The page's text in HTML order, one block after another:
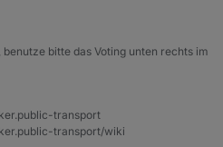
bitte das Voting unten rechts im
transport
transport/wiki